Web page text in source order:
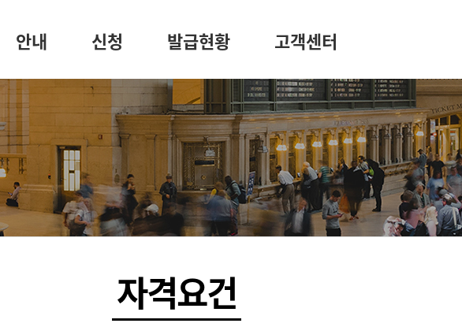
안내 신청 발급현황 고객센터
자격요건